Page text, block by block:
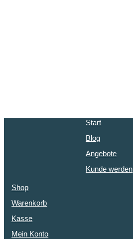
Start
Blog
Angebote
Kunde werden
Shop
Warenkorb
Kasse
Mein Konto